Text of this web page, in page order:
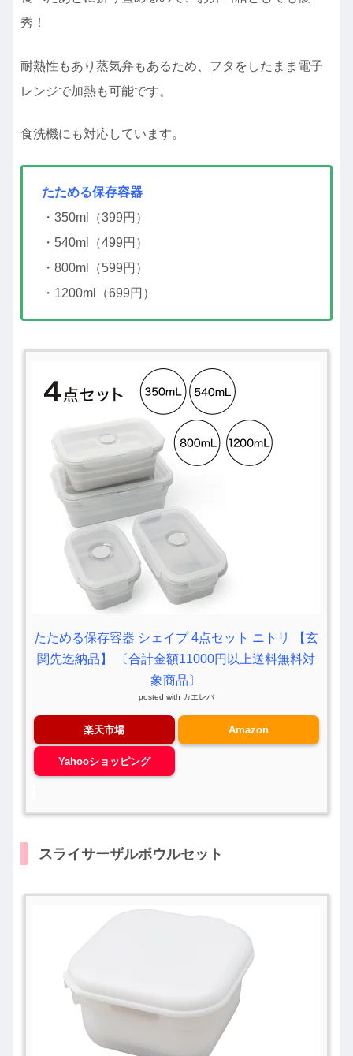
秀！
耐熱性もあり蒸気弁もあるため、フタをしたまま電子
レンジで加熱も可能です。
食洗機にも対応しています。
たためる保存容器
・350ml（399円）
・540ml（499円）
・800ml（599円）
・1200ml（699円）
たためる保存容器 シェイプ 4点セット ニトリ 【玄
関先迄納品】 〔合計金額11000円以上送料無料対
象商品〕
posted with カエレバ
楽天市場 Amazon
Yahooショッピング
スライサーザルボウルセット